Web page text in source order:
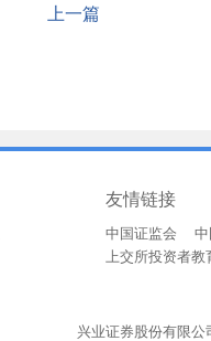
上一篇
友情链接
中国证监会
上交所投资者教
兴业证券股份有限